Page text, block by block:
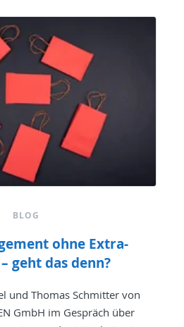
BLOG
ohne Extra-
geht das denn?
und Thomas Schmitter von
GmbH im Gespräch über